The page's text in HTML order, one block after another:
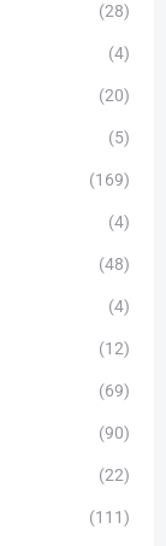
(28)
(4)
(20)
(5)
(169)
(4)
(48)
(4)
(12)
(69)
(90)
(22)
(111)